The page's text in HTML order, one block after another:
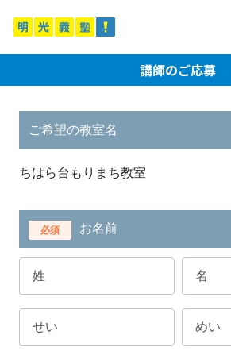
講師のご応募
ご希望の教室名
ちはら台もりまち教室
必須 お名前